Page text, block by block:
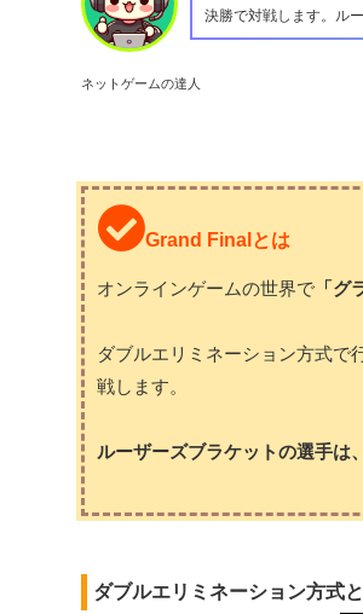
ネットゲームの達人
決勝で対戦します。ル
Grand Finalとは
オンラインゲームの世界で 「グ
ダブルエリミネーション方式で
戦します。
ルーザーズブラケットの選手は
ダブルエリミネーション方式